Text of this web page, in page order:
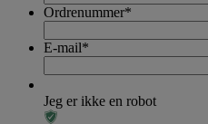
Ordrenummer*
E-mail*
Jeg er ikke en robot